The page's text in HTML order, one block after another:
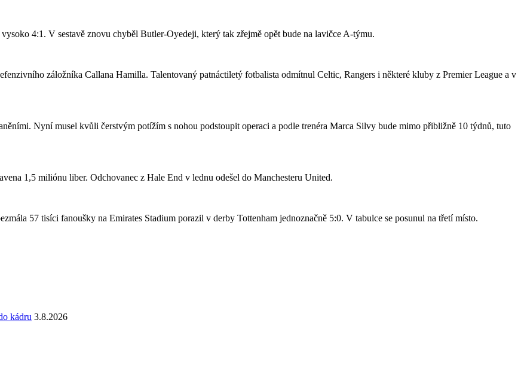
4:1. V sestavě znovu chyběl Butler-Oyedeji, který tak zřejmě opět bude na lavičce A-týmu.
záložníka Callana Hamilla. Talentovaný patnáctiletý fotbalista odmítnul Celtic, Rangers i některé kluby z Premier League a v
Nyní musel kvůli čerstvým potížím s nohou podstoupit operaci a podle trenéra Marca Silvy bude mimo přibližně 10 týdnů, tuto
1,5 miliónu liber. Odchovanec z Hale End v lednu odešel do Manchesteru United.
57 tisíci fanoušky na Emirates Stadium porazil v derby Tottenham jednoznačně 5:0. V tabulce se posunul na třetí místo.
kádru 3.8.2026